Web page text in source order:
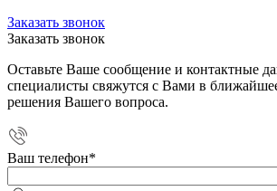
Заказать звонок
Заказать звонок
Оставьте Ваше сообщение и контактные
специалисты свяжутся с Вами в
решения Вашего вопроса.
Ваш телефон*